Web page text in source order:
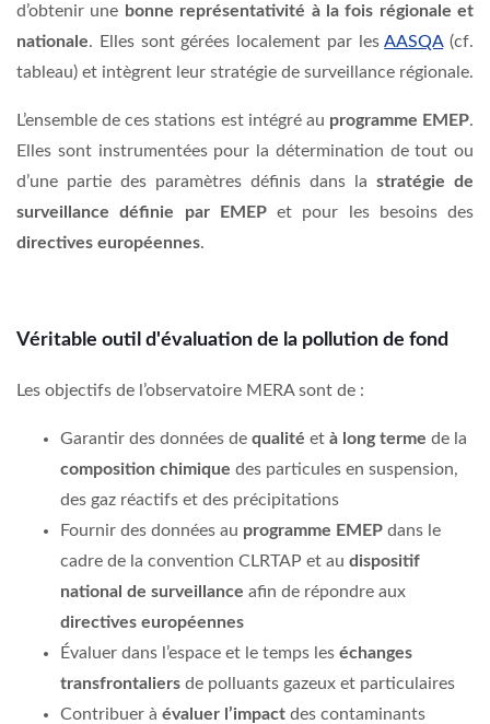
d’obtenir une bonne représentativité à la fois régionale et
nationale. Elles sont gérées localement par lesAASQA(cf.
tableau) et intègrent leur stratégie de surveillance régionale.
L’ensemble de ces stations est intégré au programme EMEP.
E lles sont instrumentées pour la détermination de tout ou
d’une partie des paramètres définis dans la stratégie de
surveillance définie par EMEPet pour les besoins des
directives européennes.
Véritable outil d'évaluation de la pollution de fond
Les objectifs de l’observatoire MERA sont de :
Garantir des données de qualité et à long terme de la
composition chimique des particules en suspension,
des gaz réactifs et des précipitations
Fournir des données au programme EMEP dans le
cadre de la convention CLRTAP et au dispositif
national de surveillance afin de répondre aux
directives européennes
Évaluer dans l’espace et le temps les échanges
transfrontaliers de polluants gazeux et particulaires
Contribuer à évaluer l’impact des contaminants